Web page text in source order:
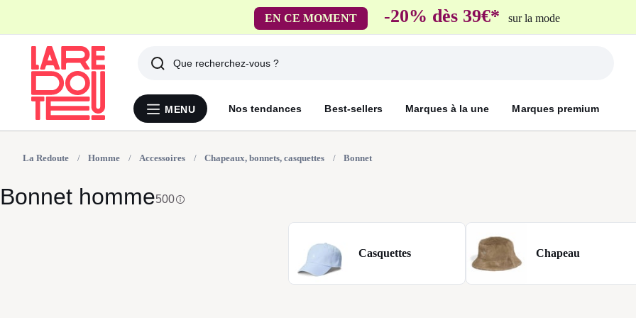
Livraison en Locker Mondial Relay pour vos petits articles
Menu
MENU Nos tendances Best-sellers Marques à la une Marques premium
Rechercher
Derniers
articles
vus
La Redoute Homme Accessoires Chapeaux, bonnets, casquettes Bonnet
Bonnet homme500
Casquettes Chapeau